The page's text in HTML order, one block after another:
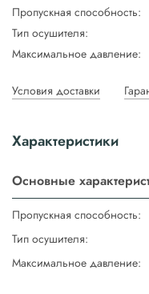
Пропускная способность:
Тип осушителя:
Максимальное давление:
Условия доставки
Характеристики
Основные
Пропускная способность:
Тип осушителя:
Максимальное давление: